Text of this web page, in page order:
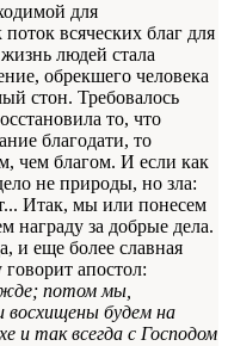
для
всяческих благ для
людей стала
обрекшего человека
стон. Требовалось
то, что
благодати, то
чем благом. И если как
не природы, но зла:
Итак, мы или понесем
награду за добрые дела.
и еще более славная
апостол:
потом мы,
будем на
и так всегда с Господом